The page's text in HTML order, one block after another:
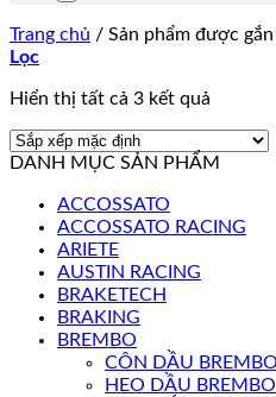
Trang chủ / Sản phẩm được gắn
Lọc
Hiển thị tất cả 3 kết quả
DANH MỤC SẢN PHẨM
ACCOSSATO
ACCOSSATO RACING
ARIETE
AUSTIN RACING
BRAKETECH
BRAKING
BREMBO
CÔN DẦU BREMBO
HEO DẦU BREMBO